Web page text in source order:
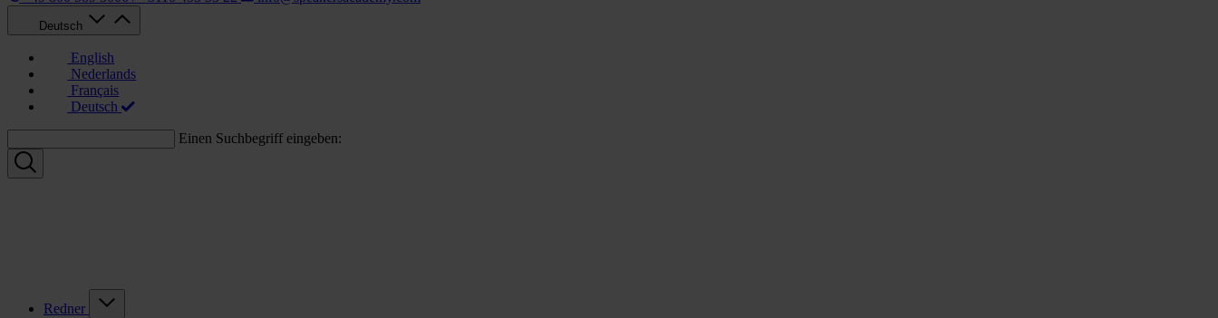
Deutsch
English
Nederlands
Français
Deutsch
Einen Suchbegriff eingeben:
Redner